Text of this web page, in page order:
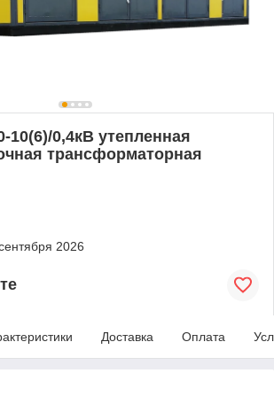
0,4кВ утепленная
трансформаторная
2026
Доставка Оплата